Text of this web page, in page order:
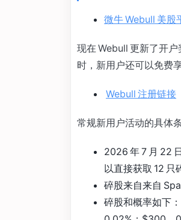
微牛 Webull 美股
现在 Webull 更新了开
时，新用户还可以免费
Webull 注册链接
常规新用户活动的具体
2026 年 7 月 22
以直接获取 12 只
碎股来自来自
碎股和概率如下